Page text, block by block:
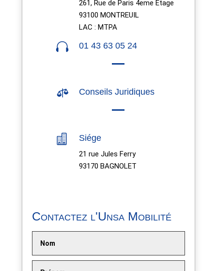
261, Rue de Paris 4eme Etage
93100 MONTREUIL
LAC : MTPA
 01 43 63 05 24
 Conseils Juridiques
 Siége
21 rue Jules Ferry
93170 BAGNOLET
Contactez l'Unsa Mobilité